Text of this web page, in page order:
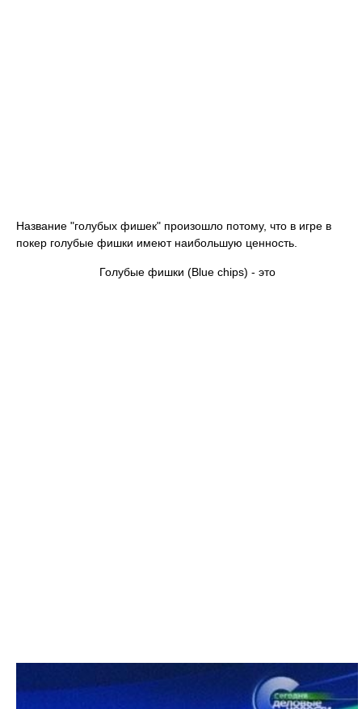
Название "голубых фишек" произошло потому, что в игре в
покер голубые фишки имеют наибольшую ценность.
Голубые фишки (Blue chips) - это